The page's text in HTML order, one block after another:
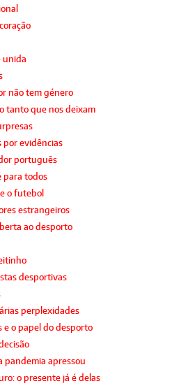
unida
não tem género
tanto que nos deixam
por evidências
português
para todos
o futebol
estrangeiros
ao desporto
desportivas
perplexidades
e o papel do desporto
pandemia apressou
o presente já é delas